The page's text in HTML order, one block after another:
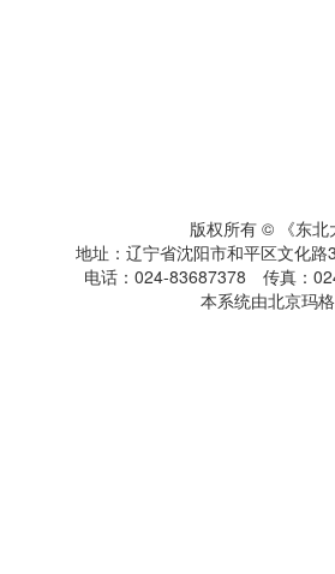
版权所有 © 《东北
地址：辽宁省沈阳市和平区文化
电话：024-83687378 传真：
本系统由北京玛